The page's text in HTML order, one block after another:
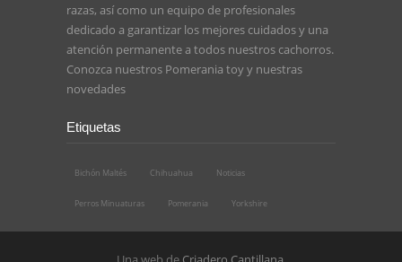
razas, así como un equipo de profesionales
dedicado a garantizar los mejores cuidados y una
atención permanente a todos nuestros cachorros.
Conozca nuestros Pomerania toyy nuestras
novedades
Etiquetas
Bichón Maltés Chihuahua Noticias
Perros Minuaturas Pomerania Yorkshire